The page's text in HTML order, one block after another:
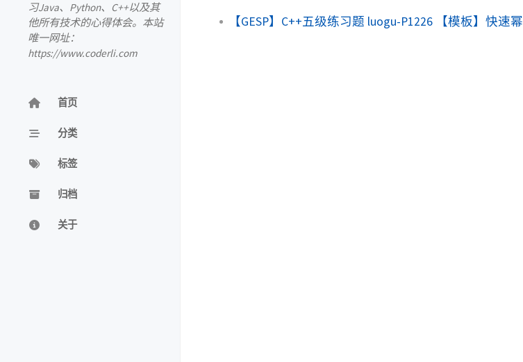
习Java、Python、C++以及其
他所有技术的心得体会。本站
唯一网址：
https://www.coderli.com
首页
分类
标签
归档
关于
【GESP】C++五级练习题 luogu-P1226 【模板】快速幂